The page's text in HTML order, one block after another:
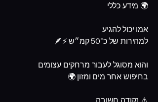
🌍 מידע כללי
אמו יכול להגיע
למהירות של כ־50 קמ״ש ⚡🪶
והוא מסוגל לעבור מרחקים עצומים
בחיפוש אחר מים ומזון 🌍
⚠️ נקודה חשובה